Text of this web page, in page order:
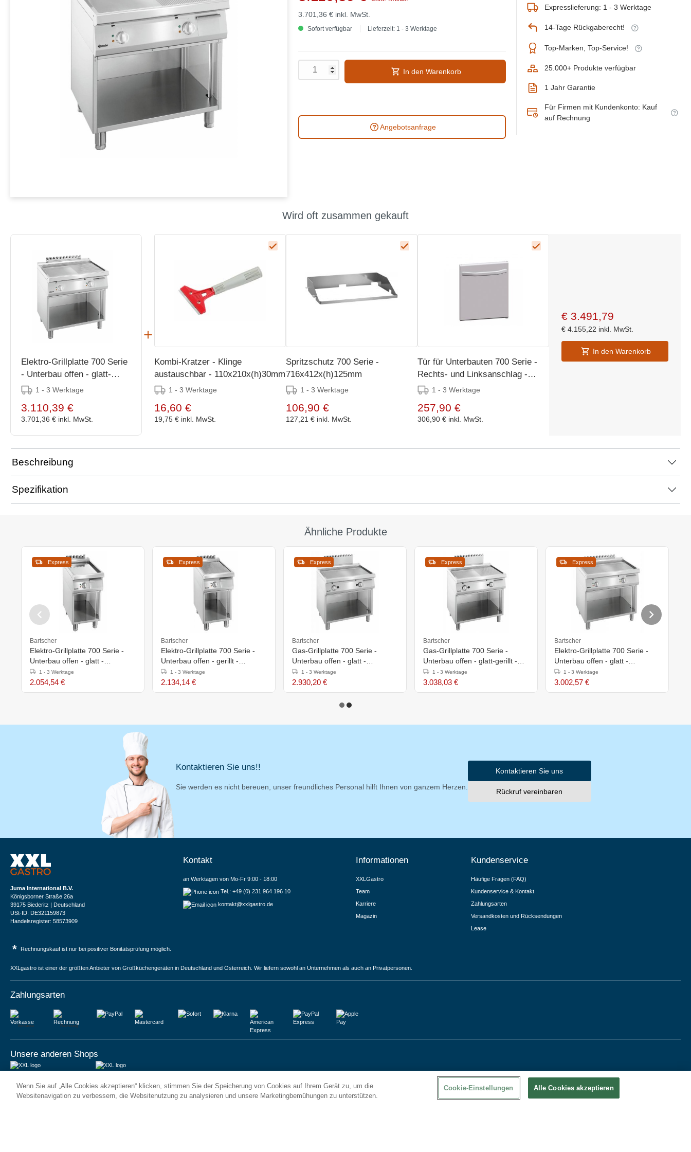
3.701,36 € inkl. MwSt.
Sofort verfügbar Lieferzeit: 1 - 3 Werktage
In den Warenkorb
Angebotsanfrage
Expresslieferung: 1 - 3 Werktage
14-Tage Rückgaberecht!
Top-Marken, Top-Service!
25.000+ Produkte verfügbar
1 Jahr Garantie
Für Firmen mit Kundenkonto: Kauf
auf Rechnung
Wird oft zusammen gekauft
Elektro-Grillplatte 700 Serie
- Unterbau offen - glatt-
gerillt - 800x700x(h)850-
1 - 3 Werktage
3.110,39 €
3.701,36 € inkl. MwSt.
Kombi-Kratzer - Klinge
austauschbar - 110x210x(h)30mm
1 - 3 Werktage
16,60 €
19,75 € inkl. MwSt.
Spritzschutz 700 Serie -
716x412x(h)125mm
1 - 3 Werktage
106,90 €
127,21 € inkl. MwSt.
Tür für Unterbauten 700 Serie -
Rechts- und Linksanschlag -
366x96x(h)456mm
1 - 3 Werktage
257,90 €
306,90 € inkl. MwSt.
€ 3.491,79
€ 4.155,22 inkl. MwSt.
In den Warenkorb
Beschreibung
Spezifikation
Ähnliche Produkte
Express
Bartscher
Elektro-Grillplatte 700 Serie -
Unterbau offen - glatt -
400x700x(h)850-900mm
1 - 3 Werktage
2.054,54 €
Express
Bartscher
Elektro-Grillplatte 700 Serie -
Unterbau offen - gerillt -
400x700x(h)850-900mm
1 - 3 Werktage
2.134,14 €
Express
Bartscher
Gas-Grillplatte 700 Serie -
Unterbau offen - glatt -
800x700x(h)850-900mm
1 - 3 Werktage
2.930,20 €
Express
Bartscher
Gas-Grillplatte 700 Serie -
Unterbau offen - glatt-gerillt -
800x700x(h)850-900mm
1 - 3 Werktage
3.038,03 €
Express
Bartscher
Elektro-Grillplatte 700 Serie -
Unterbau offen - glatt -
800x700x(h)850-900mm
1 - 3 Werktage
3.002,57 €
Kontaktieren Sie uns!!
Sie werden es nicht bereuen, unser freundliches Personal hilft Ihnen von ganzem Herzen.
Kontaktieren Sie uns
Rückruf vereinbaren
Juma International B.V.
Königsborner Straße 26a
39175 Biederitz | Deutschland
USt-ID: DE321159873
Handelsregister: 58573909
Kontakt
an Werktagen von Mo-Fr 9:00 - 18:00
Tel.: +49 (0) 231 964 196 10
kontakt@xxlgastro.de
Informationen
XXLGastro
Team
Karriere
Magazin
Kundenservice
Häufige Fragen (FAQ)
Kundenservice & Kontakt
Zahlungsarten
Versandkosten und Rücksendungen
Lease
* Rechnungskauf ist nur bei positiver Bonitätsprüfung möglich.
XXLgastro ist einer der größten Anbieter von Großküchengeräten in Deutschland und Österreich. Wir liefern sowohl an Unternehmen als auch an Privatpersonen.
Zahlungsarten
Vorkasse Rechnung
Unsere anderen Shops
6 Rue des Bateliers
92110 Clichy | France
Vrijheidweg 34
1521RR Wormerveer | Nederland
Wenn Sie auf „Alle Cookies akzeptieren“ klicken, stimmen Sie der Speicherung von Cookies auf Ihrem Gerät zu, um die
Websitenavigation zu verbessern, die Websitenutzung zu analysieren und unsere Marketingbemühungen zu unterstützen.
Cookie-Einstellungen Alle Cookies akzeptieren